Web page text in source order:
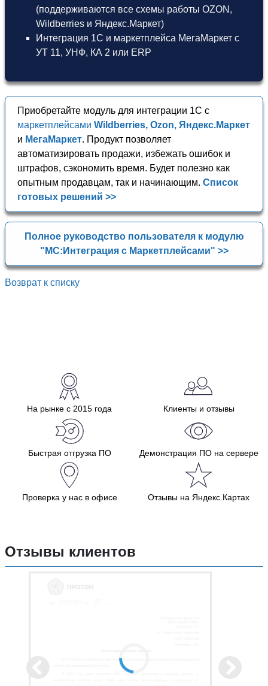
(поддерживаются все схемы работы OZON,
Wildberries и Яндекс.Маркет)
Интеграция 1С и маркетплейса МегаМаркет с
УТ 11, УНФ, КА 2 или ERP
Приобретайте модуль для интеграции 1С с
маркетплейсами Wildberries, Ozon, Яндекс.Маркет
и МегаМаркет. Продукт позволяет
автоматизировать продажи, избежать ошибок и
штрафов, сэкономить время. Будет полезно как
опытным продавцам, так и начинающим. Список
готовых решений >>
Полное руководство пользователя к модулю
"МС:Интеграция с Маркетплейсами" >>
Возврат к списку
На рынке с 2015 года Клиенты и отзывы
Быстрая отгрузка ПО Демонстрация ПО на сервере
Проверка у нас в офисе Отзывы на Яндекс.Картах
Отзывы клиентов